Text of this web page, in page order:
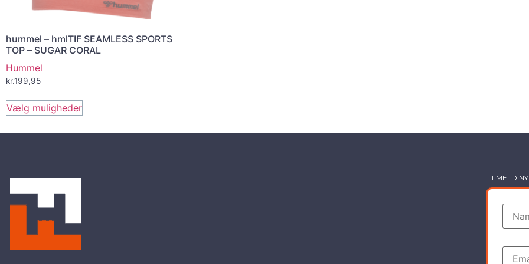
hummel – hmlTIF SEAMLESS SPORTS
TOP – SUGAR CORAL
Hummel
kr.199,95
Vælg muligheder
TILMELD